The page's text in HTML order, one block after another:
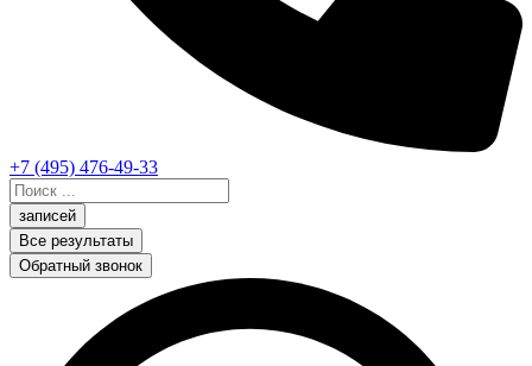
+7 (495) 476-49-33
Search
...записей
Все результаты
Обратный звонок